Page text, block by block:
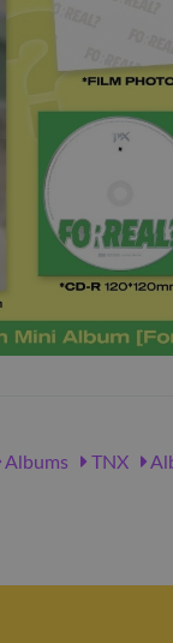
Albums TNX